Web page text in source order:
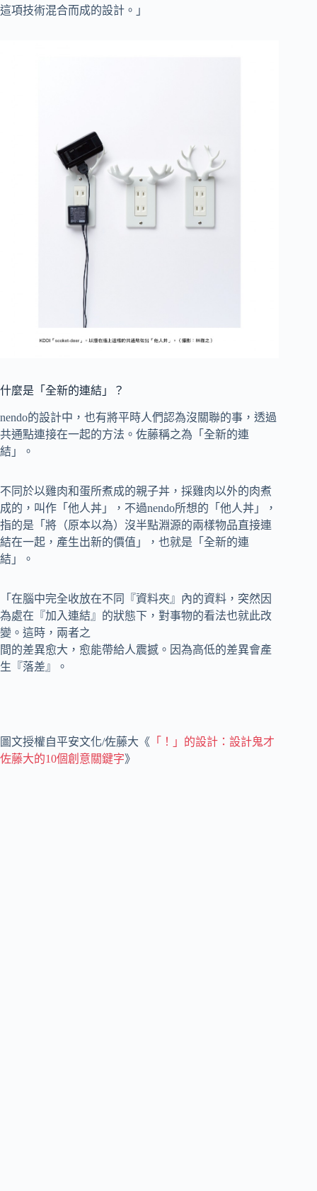
這項技術混合而成的設計。」
什麼是「全新的連結」？
nendo的設計中，也有將平時人們認為沒關聯的事，透過
共通點連接在一起的方法。佐藤稱之為「全新的連
結」。
不同於以雞肉和蛋所煮成的親子丼，採雞肉以外的肉煮
成的，叫作「他人丼」，不過nendo所想的「他人丼」，
指的是「將（原本以為）沒半點淵源的兩樣物品直接連
結在一起，產生出新的價值」，也就是「全新的連
結」。
「在腦中完全收放在不同『資料夾』內的資料，突然因
為處在『加入連結』的狀態下，對事物的看法也就此改
變。這時，兩者之
間的差異愈大，愈能帶給人震撼。因為高低的差異會產
生『落差』。
圖文授權自平安文化/佐藤大《 「！」的設計：設計鬼才
佐藤大的10個創意關鍵字》